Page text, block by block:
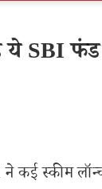
SBI
कई स्कीम